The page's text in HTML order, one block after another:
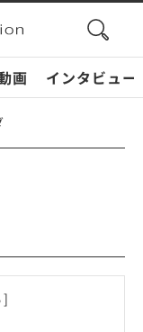
search
画 インタビュー
]